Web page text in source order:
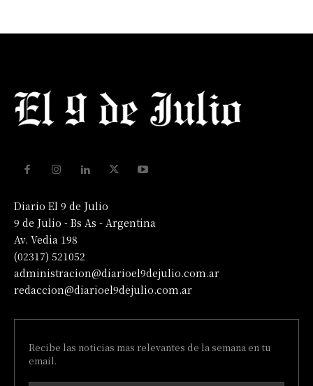
Diario El 9 de Julio
9 de Julio - Bs As - Argentina
Av. Vedia 198
(02317) 521052
administracion@diarioel9dejulio.com.ar
redaccion@diarioel9dejulio.com.ar
Recibe las noticias mas relevantes de la semana en tu
email.